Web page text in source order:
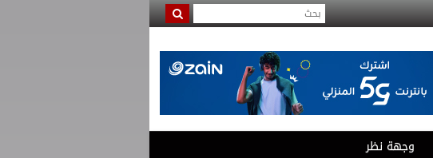
وجهة نظر